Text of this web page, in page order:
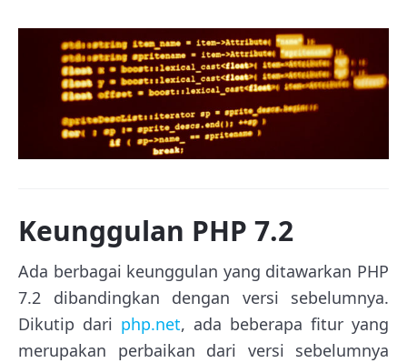
Keunggulan PHP 7.2
Ada berbagai keunggulan yang ditawarkan PHP
7.2 dibandingkan dengan versi sebelumnya.
Dikutip dari php.net, ada beberapa fitur yang
merupakan perbaikan dari versi sebelumnya